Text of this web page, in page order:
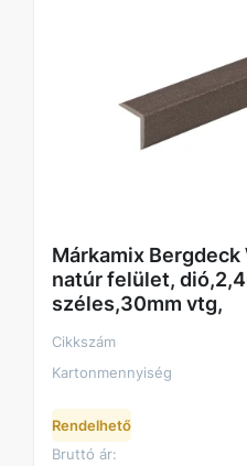
Márkamix
natúr felület,
széles,30mm vtg,
Cikkszám
Kartonmennyiség
Rendelhető
Bruttó ár: